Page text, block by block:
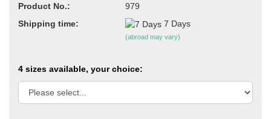
Product No.:
979
Shipping time:
7 Days
(abroad may vary)
4 sizes available, your choice: